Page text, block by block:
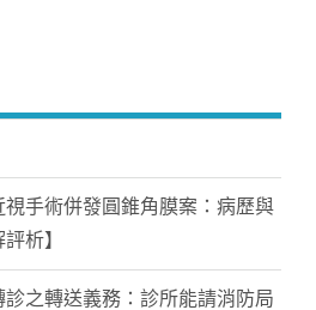
視手術併發圓錐角膜案：病歷與
析】
之轉送義務：診所能請消防局